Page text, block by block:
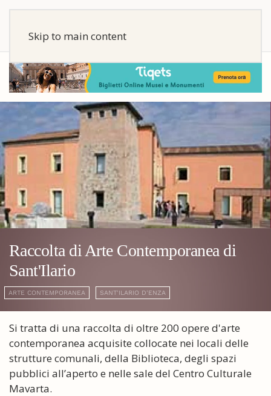
Skip to main content
Raccolta di Arte Contemporanea di
Sant'Ilario
ARTE CONTEMPORANEA SANT'ILARIO D'ENZA
Si tratta di una raccolta di oltre 200 opere d'arte
contemporanea acquisite collocate nei locali delle
strutture comunali, della Biblioteca, degli spazi
pubblici all’aperto e nelle sale del Centro Culturale
Mavarta.